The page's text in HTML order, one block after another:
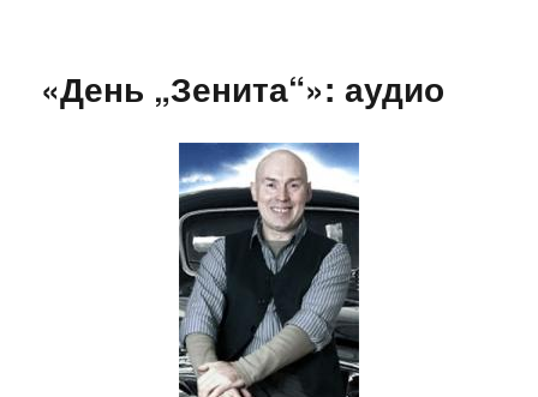
«День „Зенита“»: аудио